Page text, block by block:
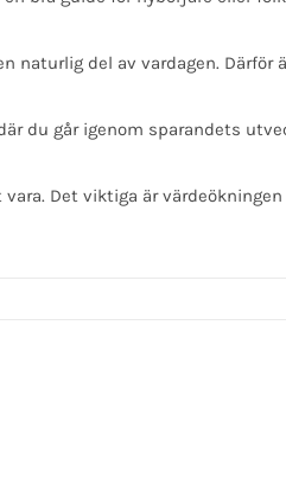
naturlig del av vardagen.
du går igenom sparandets
Det viktiga är